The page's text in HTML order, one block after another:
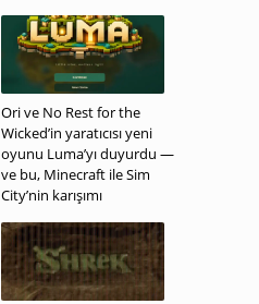
Ori ve No Rest for the
Wicked’in yaratıcısı yeni
oyunu Luma’yı duyurdu —
ve bu, Minecraft ile Sim
City’nin karışımı